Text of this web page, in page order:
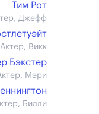
Тим Рот
Джефф
Актер, Викк
Бэкстер
Мэри
Билли